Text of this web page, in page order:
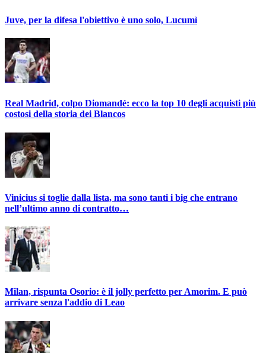
Juve, per la difesa l'obiettivo è uno solo, Lucumì
Real Madrid, colpo Diomandé: ecco la top 10 degli acquisti più
costosi della storia dei Blancos
Vinicius si toglie dalla lista, ma sono tanti i big che entrano
nell’ultimo anno di contratto…
Milan, rispunta Osorio: è il jolly perfetto per Amorim. E può
arrivare senza l'addio di Leao